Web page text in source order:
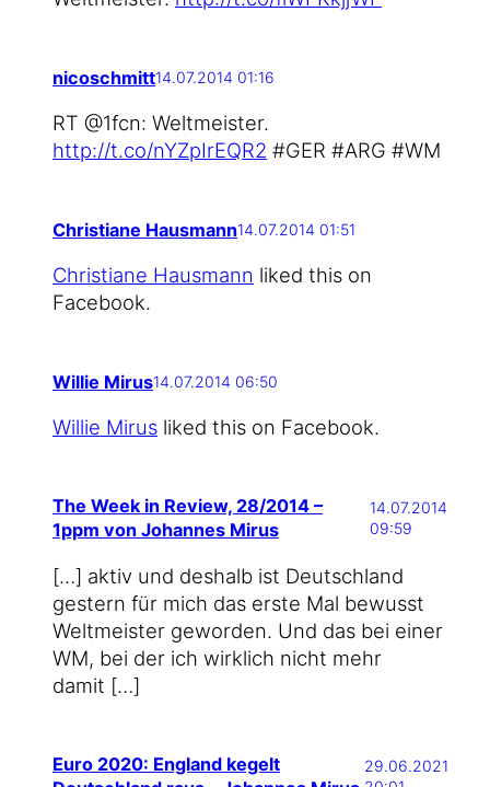
nicoschmitt14.07.2014 01:16
RT @1fcn: Welt­meis­ter.
http://t.co/nYZpIrEQR2 #GER #ARG #WM
Christiane Hausmann14.07.2014 01:51
Chris­tia­ne Haus­mann lik­ed this on
Facebook.
Willie Mirus14.07.2014 06:50
Wil­lie Mirus lik­ed this on Facebook.
The Week in Review, 28/2014 –
1ppm von Johannes Mirus
14.07.2014
09:59
[…] aktiv und des­halb ist Deutsch­land
ges­tern für mich das ers­te Mal bewusst
Welt­meis­ter gewor­den. Und das bei einer
WM, bei der ich wirk­lich nicht mehr
damit […]
Euro 2020: England kegelt
29.06.2021